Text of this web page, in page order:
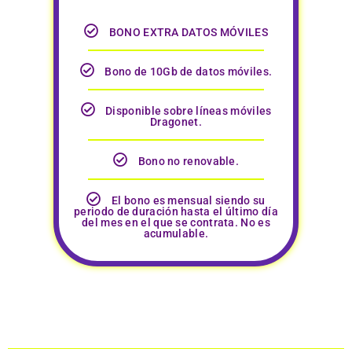
BONO EXTRA DATOS MÓVILES
Bono de 10Gb de datos móviles.
Disponible sobre líneas móviles
Dragonet.
Bono no renovable.
El bono es mensual siendo su
periodo de duración hasta el último día
del mes en el que se contrata. No es
acumulable.